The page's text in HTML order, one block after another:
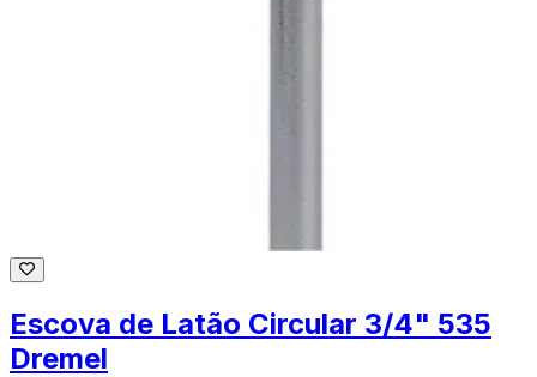
Escova de Latão Circular 3/4" 535
Dremel